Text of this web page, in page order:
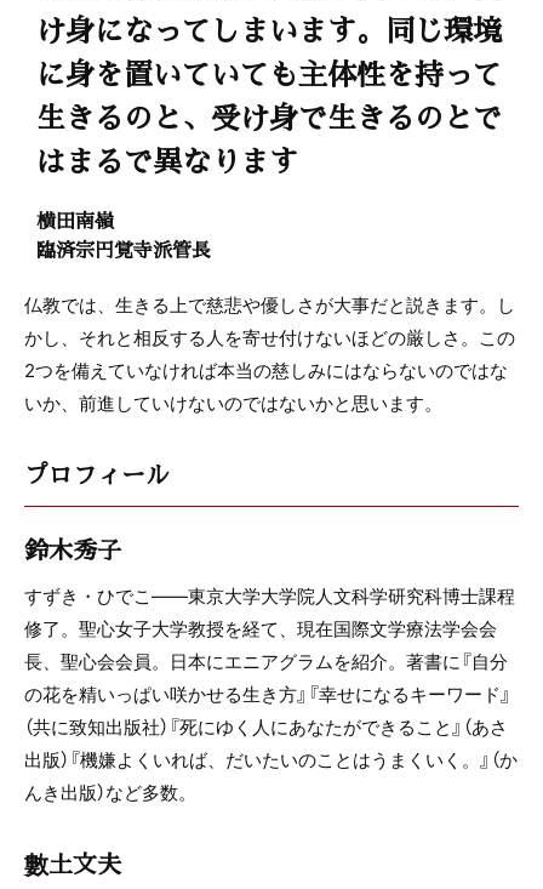
け身になってしまいます。同じ環境
に身を置いていても主体性を持って
生きるのと、受け身で生きるのとで
はまるで異なります
横田南嶺
臨済宗円覚寺派管長
仏教では、生きる上で慈悲や優しさが大事だと説きます。し
かし、それと相反する人を寄せ付けないほどの厳しさ。この
2つを備えていなければ本当の慈しみにはならないのではな
いか、前進していけないのではないかと思います。
プロフィール
鈴木秀子
すずき・ひでこ――東京大学大学院人文科学研究科博士課程
修了。聖心女子大学教授を経て、現在国際文学療法学会会
長、聖心会会員。日本にエニアグラムを紹介。著書に『自分
の花を精いっぱい咲かせる生き方』『幸せになるキーワード』
（共に致知出版社）『死にゆく人にあなたができること』（あさ
出版）『機嫌よくいれば、だいたいのことはうまくいく。』（か
んき出版）など多数。
數土文夫